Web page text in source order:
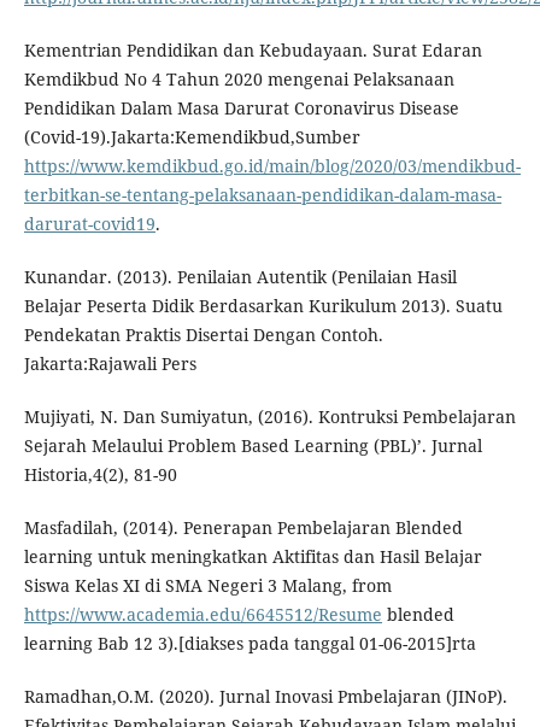
Kementrian Pendidikan dan Kebudayaan. Surat Edaran
Kemdikbud No 4 Tahun 2020 mengenai Pelaksanaan
Pendidikan Dalam Masa Darurat Coronavirus Disease
(Covid-19).Jakarta:Kemendikbud,Sumber
https://www.kemdikbud.go.id/main/blog/2020/03/mendikbud-
terbitkan-se-tentang-pelaksanaan-pendidikan-dalam-masa-
darurat-covid19.
Kunandar. (2013). Penilaian Autentik (Penilaian Hasil
Belajar Peserta Didik Berdasarkan Kurikulum 2013). Suatu
Pendekatan Praktis Disertai Dengan Contoh.
Jakarta:Rajawali Pers
Mujiyati, N. Dan Sumiyatun, (2016). Kontruksi Pembelajaran
Sejarah Melaului Problem Based Learning (PBL)’. Jurnal
Historia,4(2), 81-90
Masfadilah, (2014). Penerapan Pembelajaran Blended
learning untuk meningkatkan Aktifitas dan Hasil Belajar
Siswa Kelas XI di SMA Negeri 3 Malang, from
https://www.academia.edu/6645512/Resume blended
learning Bab 12 3).[diakses pada tanggal 01-06-2015]rta
Ramadhan,O.M. (2020). Jurnal Inovasi Pmbelajaran (JINoP).